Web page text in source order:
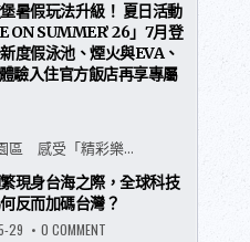
暑假玩法升級！ 夏日活動
ON SUMMER’ 26」7月登
度假泳池、煙火與EVA、
驗入住官方飯店再享專屬
區 感受「精彩樂...
現身台海之際，全球科技
反而加碼台灣？
29 0 COMMENTON